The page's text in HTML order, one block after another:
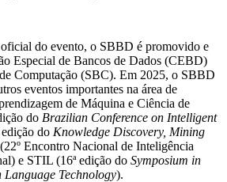
do evento, o SBBD é promovido e
Especial de Bancos de Dados (CEBD)
Computação (SBC). Em 2025, o SBBD
eventos importantes na área de
de Máquina e Ciência de
do Brazilian Conference on Intelligent
do Knowledge Discovery, Mining
Encontro Nacional de Inteligência
e STIL (16ª edição do Symposium in
Technology).